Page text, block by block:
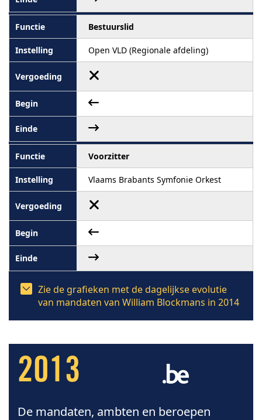
Bestuurslid
Open VLD (Regionale afdeling)
Voorzitter
Vlaams Brabants Symfonie Orkest
Zie de grafieken met de dagelijkse evolutie
van mandaten van William Blockmans in 2014
2013
De mandaten, ambten en beroepen